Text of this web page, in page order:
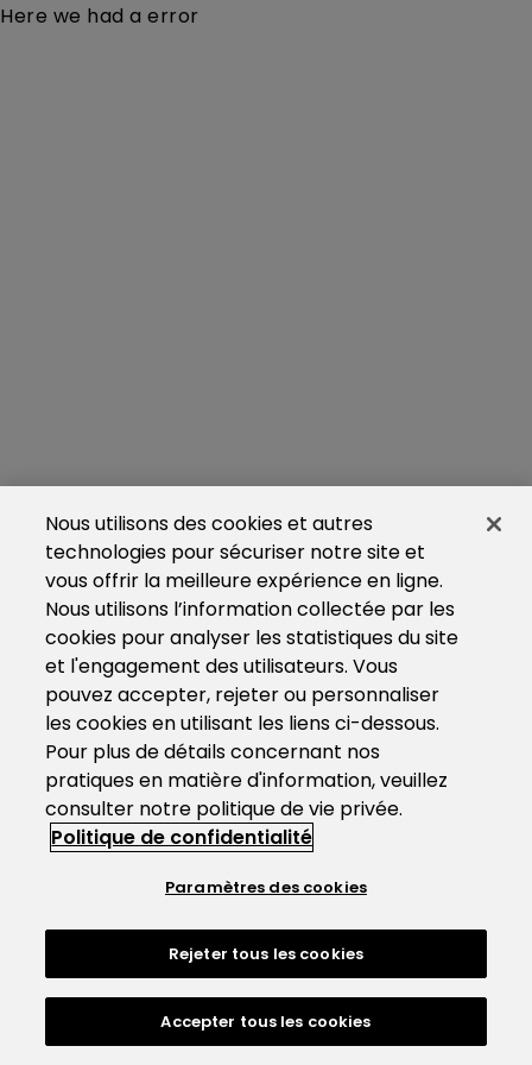
Here we had a error
Nous utilisons des cookies et autres
technologies pour sécuriser notre site et
vous offrir la meilleure expérience en ligne.
Nous utilisons l’information collectée par les
cookies pour analyser les statistiques du site
et l'engagement des utilisateurs. Vous
pouvez accepter, rejeter ou personnaliser
les cookies en utilisant les liens ci-dessous.
Pour plus de détails concernant nos
pratiques en matière d'information, veuillez
consulter notre politique de vie privée.
Politique de confidentialité
Paramètres des cookies
Rejeter tous les cookies
Accepter tous les cookies